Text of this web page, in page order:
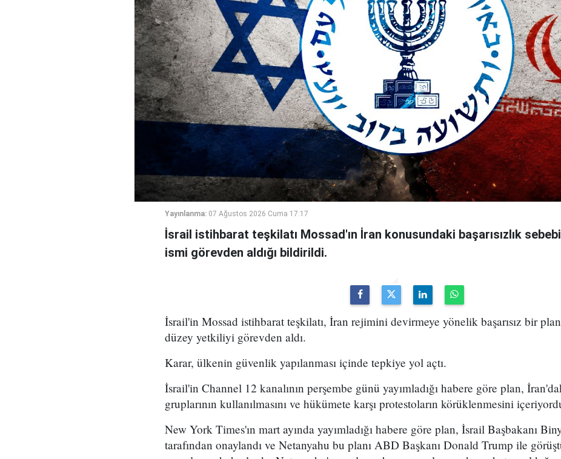
Yayınlanma: 07 Ağustos 2026 Cuma 17:17
İsrail istihbarat teşkilatı Mossad'ın İran konusundaki başarısızlık
ismi görevden aldığı bildirildi.
İsrail'in Mossad istihbarat teşkilatı, İran rejimini devirmeye yönelik başarısız bir
düzey yetkiliyi görevden aldı.
Karar, ülkenin güvenlik yapılanması içinde tepkiye yol açtı.
İsrail'in Channel 12 kanalının perşembe günü yayımladığı habere göre plan,
gruplarının kullanılmasını ve hükümete karşı protestoların körüklenmesini
New York Times'ın mart ayında yayımladığı habere göre plan, İsrail Başbakanı
tarafından onaylandı ve Netanyahu bu planı ABD Başkanı Donald Trump ile